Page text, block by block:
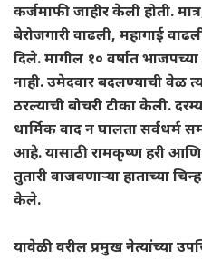
कर्जमाफी जाहीर केली होती.
बेरोजगारी वाढली, महागाई
दिले. मागील १० वर्षात
नाही. उमेदवार बदलण्याची वेळ
ठरल्याची बोचरी टीका केली.
धार्मिक वाद न घालता
आहे. यासाठी रामकृष्ण हरी आणि
तुतारी वाजवणाऱ्या हाताच्या
केले.
यावेळी वरील प्रमुख नेत्यांच्या